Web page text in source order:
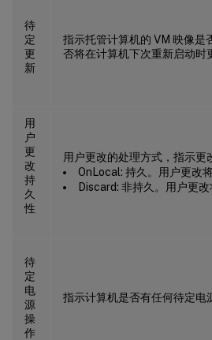
待
定
更
新
指示托管计算机的 VM 映像是
否将在计算机下次重新启动时
用
户
更
改
持
久
性
用户更改的处理方式，指示更
OnLocal: 持久。用户更改
Discard: 非持久。用户更改
待
定
电
源
操
作
指示计算机是否有任何待定电